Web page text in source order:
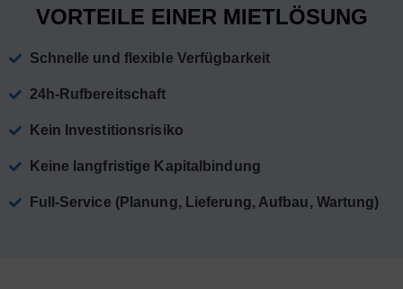
VORTEILE EINER MIETLÖSUNG
Schnelle und flexible Verfügbarkeit
24h-Rufbereitschaft
Kein Investitionsrisiko
Keine langfristige Kapitalbindung
Full-Service (Planung, Lieferung, Aufbau, Wartung)